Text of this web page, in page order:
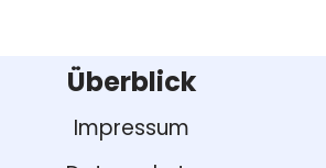
Überblick
Impressum